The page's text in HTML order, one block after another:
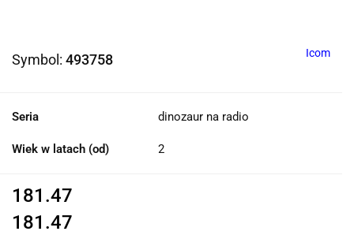
Symbol: 493758 Icom
Seria dinozaur na radio
Wiek w latach (od) 2
181.47
181.47